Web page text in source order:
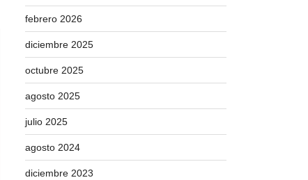
febrero 2026
diciembre 2025
octubre 2025
agosto 2025
julio 2025
agosto 2024
diciembre 2023